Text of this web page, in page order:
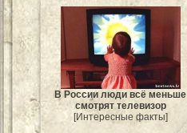
В России люди всё меньше
смотрят телевизор
[Интересные факты]